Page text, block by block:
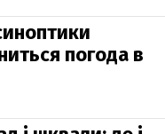
погода в